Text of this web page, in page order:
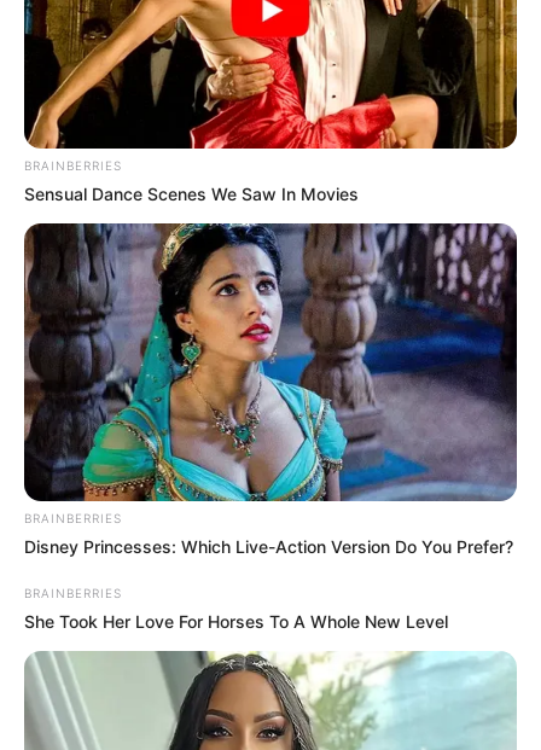
BRAINBERRIES
Sensual Dance Scenes We Saw In Movies
BRAINBERRIES
Disney Princesses: Which Live-Action Version Do You Prefer?
BRAINBERRIES
She Took Her Love For Horses To A Whole New Level